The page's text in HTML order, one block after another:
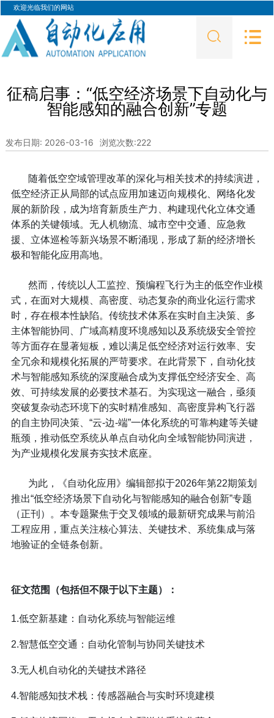
欢迎光临我们的网站
征稿启事：“低空经济场景下自动化与
智能感知的融合创新”专题
发布日期: 2026-03-16 浏览次数:222
随着低空空域管理改革的深化与相关技术的持续演进，
低空经济正从局部的试点应用加速迈向规模化、网络化发
展的新阶段，成为培育新质生产力、构建现代化立体交通
体系的关键领域。无人机物流、城市空中交通、应急救
援、立体巡检等新兴场景不断涌现，形成了新的经济增长
极和智能化应用高地。
然而，传统以人工监控、预编程飞行为主的低空作业模
式，在面对大规模、高密度、动态复杂的商业化运行需求
时，存在根本性缺陷。传统技术体系在实时自主决策、多
主体智能协同、广域高精度环境感知以及系统级安全管控
等方面存在显著短板，难以满足低空经济对运行效率、安
全冗余和规模化拓展的严苛要求。在此背景下，自动化技
术与智能感知系统的深度融合成为支撑低空经济安全、高
效、可持续发展的必要技术基石。为实现这一融合，亟须
突破复杂动态环境下的实时精准感知、高密度异构飞行器
的自主协同决策、“云-边-端”一体化系统的可靠构建等关键
瓶颈，推动低空系统从单点自动化向全域智能协同演进，
为产业规模化发展夯实技术底座。
为此，《自动化应用》编辑部拟于2026年第22期策划
推出“低空经济场景下自动化与智能感知的融合创新”专题
（正刊）。本专题聚焦于交叉领域的最新研究成果与前沿
工程应用，重点关注核心算法、关键技术、系统集成与落
地验证的全链条创新。
征文范围（包括但不限于以下主题）：
1.低空新基建：自动化系统与智能运维
2.智慧低空交通：自动化管制与协同关键技术
3.无人机自动化的关键技术路径
4.智能感知技术栈：传感器融合与实时环境建模